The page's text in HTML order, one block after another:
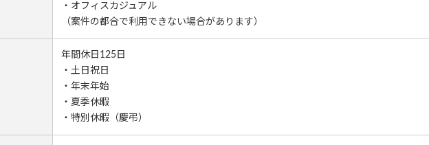
・オフィスカジュアル
（案件の都合で利用できない場合があります）
年間休日125日
・土日祝日
・年末年始
・夏季休暇
・特別休暇（慶弔）